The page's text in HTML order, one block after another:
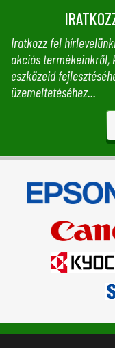
Iratkozz fel
akciós
eszközeid
üzemeltetéséhez...